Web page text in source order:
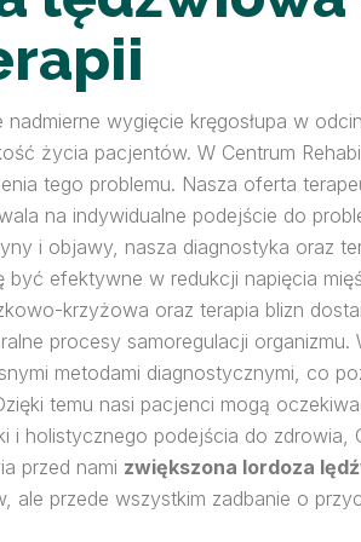
wygięcie kręgosłupa w
życia pacjentów. W Centrum
tego problemu. Nasza oferta
na indywidualne podejście do
i objawy, nasza diagnostyka oraz
efektywne w redukcji napięcia
krzyżowa oraz terapia blizn
procesy samoregulacji
metodami diagnostycznymi, co
temu nasi pacjenci mogą
i holistycznego podejścia do zdrowia,
przed nami zwiększona lordoza
ale przede wszystkim zadbanie o